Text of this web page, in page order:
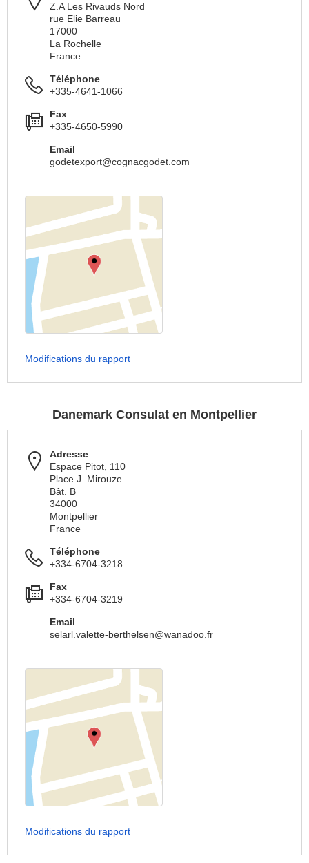
Z.A Les Rivauds Nord
rue Elie Barreau
17000
La Rochelle
France
Téléphone
+335-4641-1066
Fax
+335-4650-5990
Email
godetexport@cognacgodet.com
Modifications du rapport
Danemark Consulat en Montpellier
Adresse
Espace Pitot, 110
Place J. Mirouze
Bât. B
34000
Montpellier
France
Téléphone
+334-6704-3218
Fax
+334-6704-3219
Email
selarl.valette-berthelsen@wanadoo.fr
Modifications du rapport